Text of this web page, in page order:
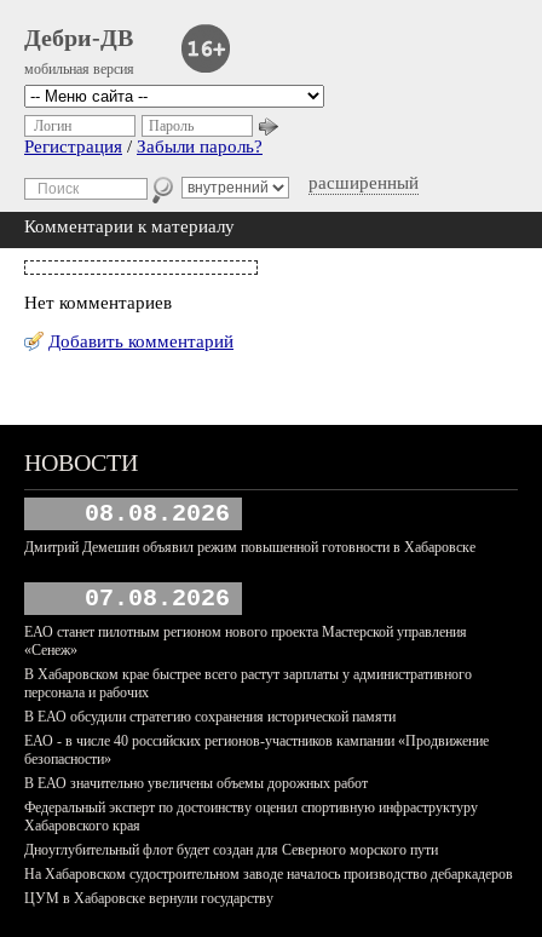
Дебри-ДВ
мобильная версия
расширенный
Логин Пароль
Регистрация / Забыли пароль?
Комментарии к материалу
Нет комментариев
Добавить комментарий
НОВОСТИ
08.08.2026
Дмитрий Демешин объявил режим повышенной готовности в Хабаровске
07.08.2026
ЕАО станет пилотным регионом нового проекта Мастерской управления
«Сенеж»
В Хабаровском крае быстрее всего растут зарплаты у административного
персонала и рабочих
В ЕАО обсудили стратегию сохранения исторической памяти
ЕАО - в числе 40 российских регионов-участников кампании «Продвижение
безопасности»
В ЕАО значительно увеличены объемы дорожных работ
Федеральный эксперт по достоинству оценил спортивную инфраструктуру
Хабаровского края
Дноуглубительный флот будет создан для Северного морского пути
На Хабаровском судостроительном заводе началось производство дебаркадеров
ЦУМ в Хабаровске вернули государству